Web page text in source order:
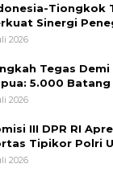
Tiongkok
Sinergi
Negara
2026
Tegas Demi
5.000 Batang
Koops TNI
2026
III DPR RI
Tipikor Polri
Batu Bara
2026